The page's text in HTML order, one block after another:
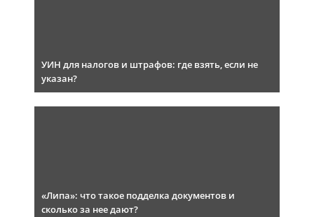
УИН для налогов и штрафов: где взять, если не
указан?
«Липа»: что такое подделка документов и
сколько за нее дают?